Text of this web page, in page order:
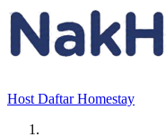
Host Daftar Homestay